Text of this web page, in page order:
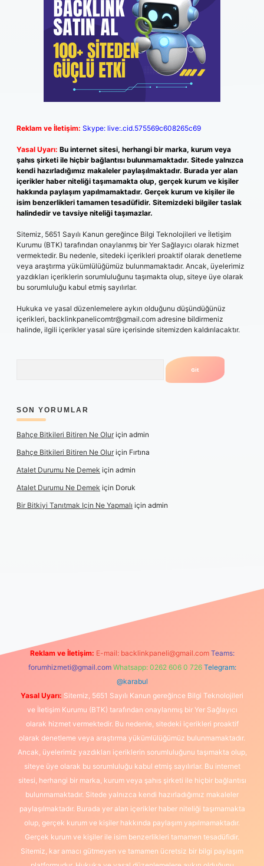
Reklam ve İletişim: Skype: live:.cid.575569c608265c69
Yasal Uyarı: Bu internet sitesi, herhangi bir marka, kurum veya
şahıs şirketi ile hiçbir bağlantısı bulunmamaktadır. Sitede yalnızca
kendi hazırladığımız makaleler paylaşılmaktadır. Burada yer alan
içerikler haber niteliği taşımamakta olup, gerçek kurum ve kişiler
hakkında paylaşım yapılmamaktadır. Gerçek kurum ve kişiler ile
isim benzerlikleri tamamen tesadüfidir. Sitemizdeki bilgiler taslak
halindedir ve tavsiye niteliği taşımazlar.
Sitemiz, 5651 Sayılı Kanun gereğince Bilgi Teknolojileri ve İletişim
Kurumu (BTK) tarafından onaylanmış bir Yer Sağlayıcı olarak hizmet
vermektedir. Bu nedenle, sitedeki içerikleri proaktif olarak denetleme
veya araştırma yükümlülüğümüz bulunmamaktadır. Ancak, üyelerimiz
yazdıkları içeriklerin sorumluluğunu taşımakta olup, siteye üye olarak
bu sorumluluğu kabul etmiş sayılırlar.
Hukuka ve yasal düzenlemelere aykırı olduğunu düşündüğünüz
içerikleri, backlinkpanelicomtr@gmail.com adresine bildirmeniz
halinde, ilgili içerikler yasal süre içerisinde sitemizden kaldırılacaktır.
SON YORUMLAR
Bahçe Bitkileri Bitiren Ne Oluriçin admin
Bahçe Bitkileri Bitiren Ne Oluriçin Fırtına
Atalet Durumu Ne Demek için admin
Atalet Durumu Ne Demek için Doruk
Bir Bitkiyi Tanıtmak Için Ne Yapmalı için admin
Reklam ve İletişim: E-mail: backlinkpaneli@gmail.com Teams:
forumhizmeti@gmail.com Whatsapp: 0262 606 0 726 Telegram:
@karabul
Yasal Uyarı: Sitemiz, 5651 Sayılı Kanun gereğince Bilgi Teknolojileri
ve İletişim Kurumu (BTK) tarafından onaylanmış bir Yer Sağlayıcı
olarak hizmet vermektedir. Bu nedenle, sitedeki içerikleri proaktif
olarak denetleme veya araştırma yükümlülüğümüz bulunmamaktadır.
Ancak, üyelerimiz yazdıkları içeriklerin sorumluluğunu taşımakta olup,
siteye üye olarak bu sorumluluğu kabul etmiş sayılırlar. Bu internet
sitesi, herhangi bir marka, kurum veya şahıs şirketi ile hiçbir bağlantısı
bulunmamaktadır. Sitede yalnızca kendi hazırladığımız makaleler
paylaşılmaktadır. Burada yer alan içerikler haber niteliği taşımamakta
olup, gerçek kurum ve kişiler hakkında paylaşım yapılmamaktadır.
Gerçek kurum ve kişiler ile isim benzerlikleri tamamen tesadüfidir.
Sitemiz, kar amacı gütmeyen ve tamamen ücretsiz bir bilgi paylaşım